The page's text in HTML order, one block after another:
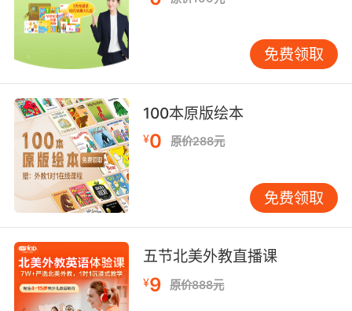
会根据学生的回答和表现给予及时的反馈和指
导，鼓励学生积极参与课堂讨论和活动。这种互
动式教学模式是学习工程中重要的实践方式之
通过互动让学生在实际情境中运用所学知识，提
高解决问题的能力。在VIPKID的课堂上，外教会
创设各种真实的生活场景，如购物、旅游等，让
学生在模拟情境中进行英语交流，锻炼语言表达
能力和应对实际问题的能力。例如，在购物场景
中，学生需要学会询问价格、挑选商品、讨价还
培养了生活技能和社交能力。 个性化教学的实施
VIPKID还强调个性化教学。每个学生都有自己的
学习特点和需求，VIPKID会根据学生的英语水
平、学习风格等因素，为学生量身定制个性化的
免费领取
100本原版绘本
¥0 原价288元
免费领取
五节北美外教直播课
¥9 原价888元